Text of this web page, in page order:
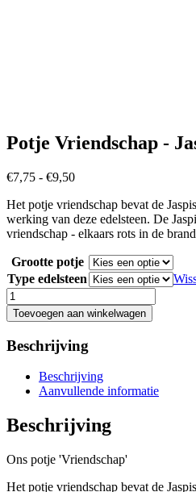
Potje Vriendschap -
€7,75 - €9,50Prijsklasse:
tot
€9,50
Het potje vriendschap bevat de
werking van deze edelsteen. De
vriendschap - elkaars rots in de
Grootte potje
Type edelsteen
Potje
Vriendschap
-
Jaspis
aantal
Toevoegen aan winkelwagen
Beschrijving
Beschrijving
Aanvullende informatie
Beschrijving
Ons potje 'Vriendschap'
Het potje vriendschap bevat de